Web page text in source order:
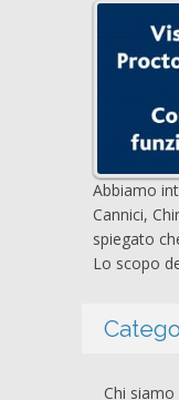
Abbiamo
Cannici,
spiegato
Lo scopo
Chi siamo